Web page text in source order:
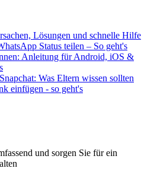
Lösungen und schnelle Hilfe
Status teilen – So geht's
Anleitung für Android, iOS &
Was Eltern wissen sollten
einfügen - so geht's
und sorgen Sie für ein